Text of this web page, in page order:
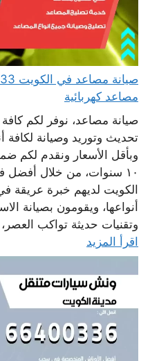
مصاعد كهربائية
صيانة مصاعد، نوفر لكم
تحديث وتوريد وصيانة لكافة
وبأقل الأسعار ونقدم لكم
١٠ سنوات، من خلال أفضل
الكويت لديهم خبرة عريقة
أنواعها، ويقومون بصيانة
وتقنيات حديثة تواكب
اقرأ المزيد